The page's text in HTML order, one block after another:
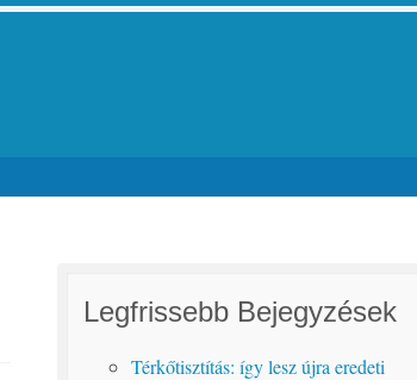
Legfrissebb Bejegyzések
Térkőtisztítás: így lesz újra eredeti